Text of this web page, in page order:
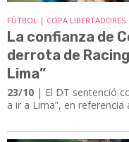
FÚTBOL | COPA LIBERTADORES
La confianza de
derrota de
Lima”
23/10 | El DT sentenció
a ir a Lima”, en referencia